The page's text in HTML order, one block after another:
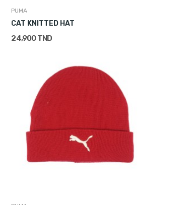
PUMA
CAT KNITTED HAT
24,900 TND